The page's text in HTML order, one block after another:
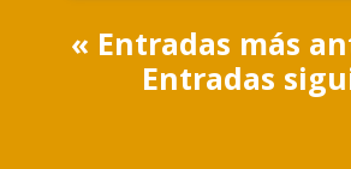
« Entradas más
Entradas